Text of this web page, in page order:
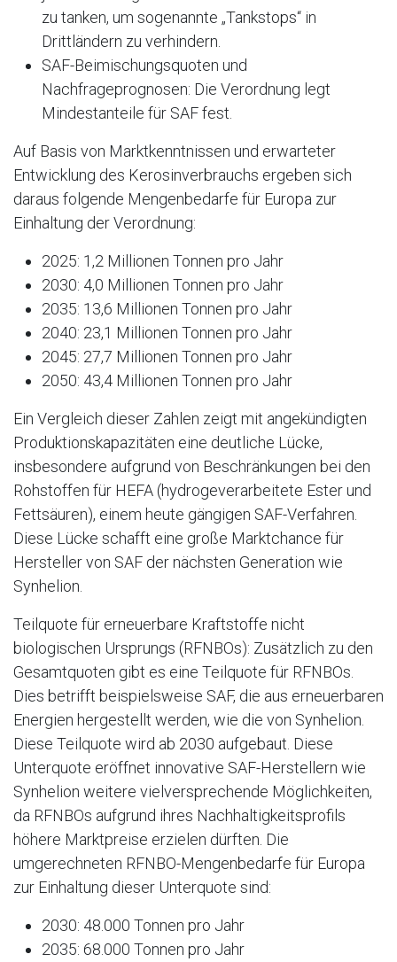
zu tanken, um sogenannte „Tankstops“ in
Drittländern zu verhindern.
SAF-Beimischungsquoten und
Nachfrageprognosen: Die Verordnung legt
Mindestanteile für SAF fest.
Auf Basis von Marktkenntnissen und erwarteter
Entwicklung des Kerosinverbrauchs ergeben sich
daraus folgende Mengenbedarfe für Europa zur
Einhaltung der Verordnung:
2025: 1,2 Millionen Tonnen pro Jahr
2030: 4,0 Millionen Tonnen pro Jahr
2035: 13,6 Millionen Tonnen pro Jahr
2040: 23,1 Millionen Tonnen pro Jahr
2045: 27,7 Millionen Tonnen pro Jahr
2050: 43,4 Millionen Tonnen pro Jahr
Ein Vergleich dieser Zahlen zeigt mit angekündigten
Produktionskapazitäten eine deutliche Lücke,
insbesondere aufgrund von Beschränkungen bei den
Rohstoffen für HEFA (hydrogeverarbeitete Ester und
Fettsäuren), einem heute gängigen SAF-Verfahren.
Diese Lücke schafft eine große Marktchance für
Hersteller von SAF der nächsten Generation wie
Synhelion.
Teilquote für erneuerbare Kraftstoffe nicht
biologischen Ursprungs (RFNBOs): Zusätzlich zu den
Gesamtquoten gibt es eine Teilquote für RFNBOs.
Dies betrifft beispielsweise SAF, die aus erneuerbaren
Energien hergestellt werden, wie die von Synhelion.
Diese Teilquote wird ab 2030 aufgebaut. Diese
Unterquote eröffnet innovative SAF-Herstellern wie
Synhelion weitere vielversprechende Möglichkeiten,
da RFNBOs aufgrund ihres Nachhaltigkeitsprofils
höhere Marktpreise erzielen dürften. Die
umgerechneten RFNBO-Mengenbedarfe für Europa
zur Einhaltung dieser Unterquote sind:
2030: 48.000 Tonnen pro Jahr
2035: 68.000 Tonnen pro Jahr